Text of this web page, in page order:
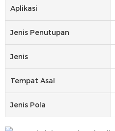
Aplikasi
Jenis Penutupan
Jenis
Tempat Asal
Jenis Pola